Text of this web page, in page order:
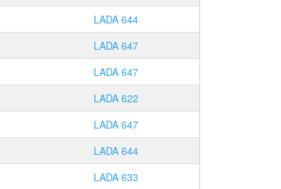
LADA 644
LADA 647
LADA 647
LADA 622
LADA 647
LADA 644
LADA 633